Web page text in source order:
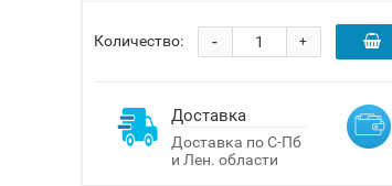
Количество: +
-
Доставка
Доставка по С-Пб
и Лен. области